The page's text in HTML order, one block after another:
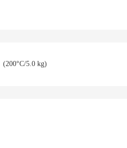
(200°C/5.0 kg)